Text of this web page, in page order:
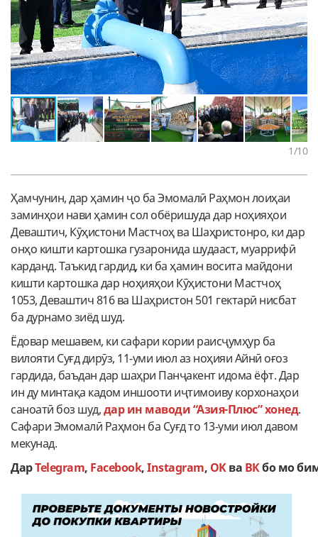
1/10
Ҳамчунин, дар ҳамин ҷо ба Эмомалӣ Раҳмон лоиҳаи
заминҳои нави ҳамин сол обёришуда дар ноҳияҳои
Деваштич, Кӯҳистони Мастчоҳ ва Шаҳристонро, ки дар
онҳо кишти картошка гузаронида шудааст, муаррифӣ
карданд. Таъкид гардид, ки ба ҳамин восита майдони
кишти картошка дар ноҳияҳои Кӯҳистони Мастчоҳ
1053, Деваштич 816 ва Шаҳристон 501 гектарӣ нисбат
ба дурнамо зиёд шуд.
Ёдовар мешавем, ки сафари кории раисҷумҳур ба
вилояти Суғд дирӯз, 11-уми июл аз ноҳияи Айнӣ оғоз
гардида, баъдан дар шаҳри Панҷакент идома ёфт. Дар
ин ду минтақа кадом иншооти иҷтимоиву корхонаҳои
саноатӣ боз шуд,дар ин маводи “Азия-Плюс” хонед.
Сафари Эмомалӣ Раҳмон ба Суғд то 13-уми июл давом
мекунад.
ДарTelegram, Facebook,Instagram, OKва ВКбо мо